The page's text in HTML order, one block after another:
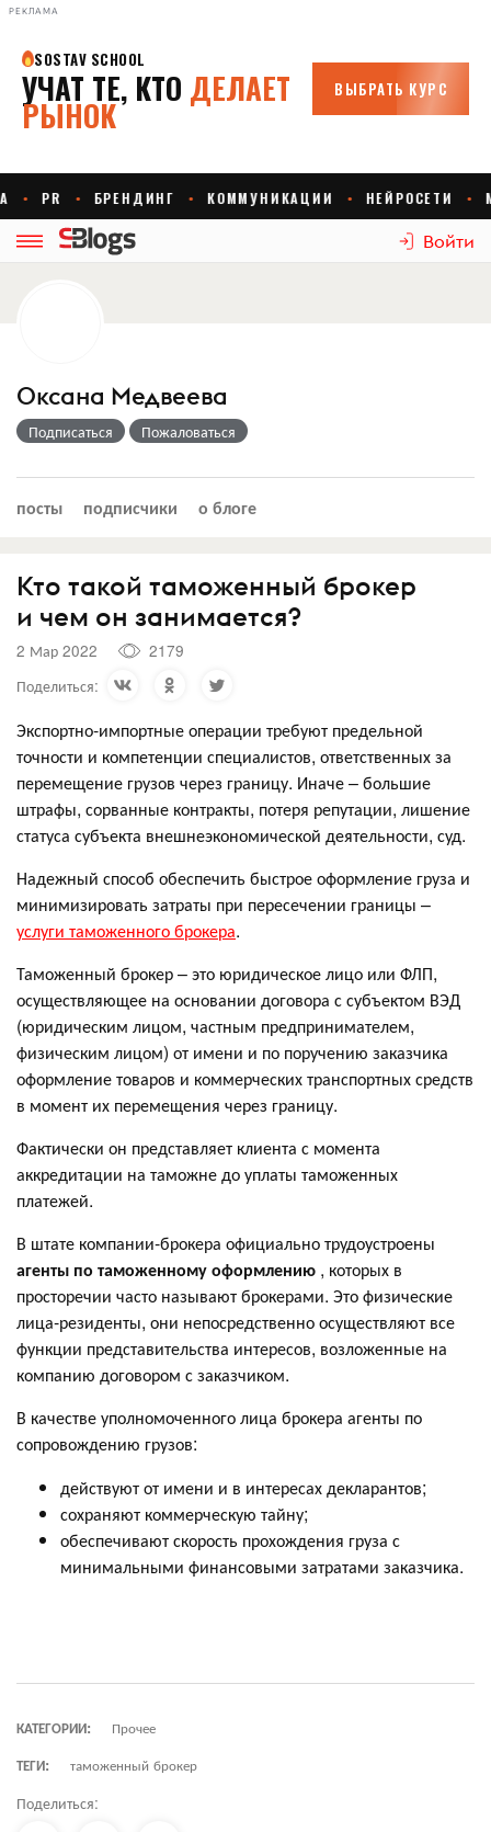
РЕКЛАМА
Войти
Оксана Медвеева
Подписаться Пожаловаться
посты подписчики о блоге
Кто такой таможенный брокер
и чем он занимается?
2 Мар 2022
2179
Поделиться:
Экспортно-импортные операции требуют предельной
точности и компетенции специалистов, ответственных за
перемещение грузов через границу. Иначе – большие
штрафы, сорванные контракты, потеря репутации, лишение
статуса субъекта внешнеэкономической деятельности, суд.
Надежный способ обеспечить быстрое оформление груза и
минимизировать затраты при пересечении границы –
услуги таможенного брокера.
Таможенный брокер – это юридическое лицо или ФЛП,
осуществляющее на основании договора с субъектом ВЭД
(юридическим лицом, частным предпринимателем,
физическим лицом) от имени и по поручению заказчика
оформление товаров и коммерческих транспортных средств
в момент их перемещения через границу.
Фактически он представляет клиента с момента
аккредитации на таможне до уплаты таможенных
платежей.
В штате компании-брокера официально трудоустроены
агенты по таможенному оформлению , которых в
просторечии часто называют брокерами. Это физические
лица-резиденты, они непосредственно осуществляют все
функции представительства интересов, возложенные на
компанию договором с заказчиком.
В качестве уполномоченного лица брокера агенты по
сопровождению грузов:
действуют от имени и в интересах декларантов;
сохраняют коммерческую тайну;
обеспечивают скорость прохождения груза с
минимальными финансовыми затратами заказчика.
КАТЕГОРИИ:
Прочее
ТЕГИ:
таможенный брокер
Поделиться: